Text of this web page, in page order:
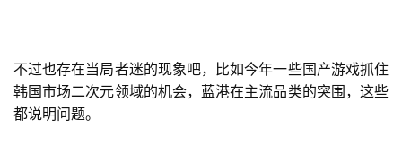
不过也存在当局者迷的现象吧，比如今年一些国产游戏抓住
韩国市场二次元领域的机会，蓝港在主流品类的突围，这些
都说明问题。